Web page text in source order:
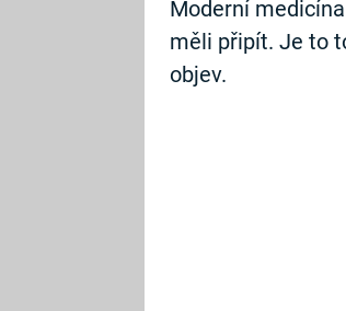
Moderní
měli připít. Je to
objev.